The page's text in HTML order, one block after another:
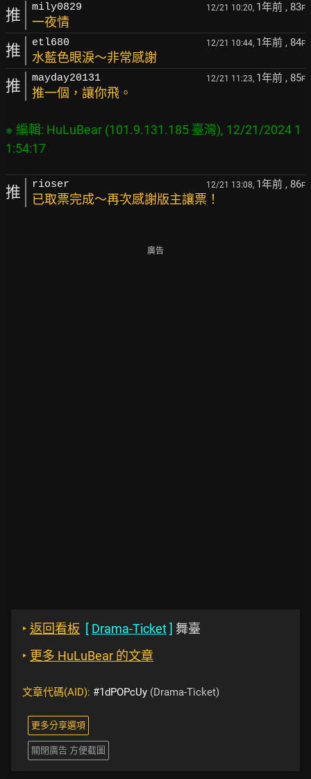
推 mily0829 12/21 10:20, 1年前 , 83F
一夜情
推 etl680 12/21 10:44, 1年前 , 84F
水藍色眼淚～非常感謝
推 mayday20131 12/21 11:23, 1年前 , 85F
推一個，讓你飛。
※ 編輯: HuLuBear (101.9.131.185 臺灣), 12/21/2024 1
推 rioser 12/21 13:08, 1年前 , 86F
已取票完成～再次感謝版主讓票！
廣告
‣ 返回看板 [ Drama-Ticket] 舞臺
‣ 更多 HuLuBear 的文章
文章代碼(AID): #1dPOPcUy (Drama-Ticket)
更多分享選項
關閉廣告 方便截圖